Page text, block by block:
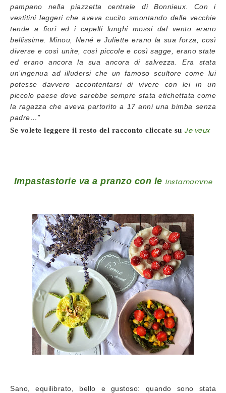
pampano nella piazzetta centrale di Bonnieux. Con i
vestitini leggeri che aveva cucito smontando delle vecchie
tende a fiori ed i capelli lunghi mossi dal vento erano
bellissime. Minou, Nené e Juliette erano la sua forza, così
diverse e così unite, così piccole e così sagge, erano state
ed erano ancora la sua ancora di salvezza. Era stata
un’ingenua ad illudersi che un famoso scultore come lui
potesse davvero accontentarsi di vivere con lei in un
piccolo paese dove sarebbe sempre stata etichettata come
la ragazza che aveva partorito a 17 anni una bimba senza
padre…”
Se volete leggere il resto del racconto cliccate su Je veux
Impastastorie va a pranzo con le Instamamme
Sano, equilibrato, bello e gustoso: quando sono stata